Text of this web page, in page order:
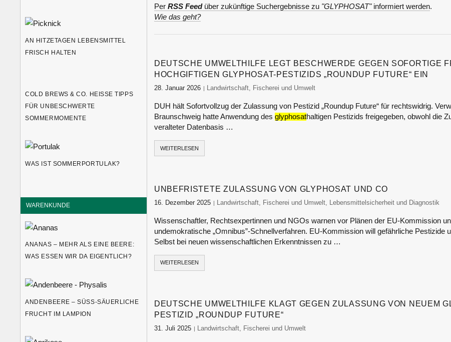
Per RSS Feedüber zukünftige Suchergebnisse zu "GLYPHOSAT"informiert werden.
Wie das geht?
DEUTSCHE UMWELTHILFE LEGT BESCHWERDE GEGEN SOFORTIGE
HOCHGIFTIGEN GLYPHOSAT-PESTIZIDS „ROUNDUP FUTURE“ EIN
28. Januar 2026 food-monitor
Landwirtschaft, Fischerei und Umwelt
DUH hält Sofortvollzug der Zulassung von Pestizid „Roundup Future“ für rechtswidrig.
Braunschweig hatte Anwendung des glyphosathaltigen Pestizids freigegeben, obwohl die
veralteter Datenbasis …
WEITERLESEN
UNBEFRISTETE ZULASSUNG VON GLYPHOSAT UND CO
16. Dezember 2025 food-monitor
Landwirtschaft, Fischerei und Umwelt, Lebensmittelsicherheit und Diagnostik
Wissenschaftler, Rechtsexpertinnen und NGOs warnen vor Plänen der EU-Kommission
undemokratische „Omnibus”-Schnellverfahren. EU-Kommission will gefährliche Pestizide
Selbst bei neuen wissenschaftlichen Erkenntnissen zu …
WEITERLESEN
DEUTSCHE UMWELTHILFE KLAGT GEGEN ZULASSUNG VON NEUEM
PESTIZID „ROUNDUP FUTURE“
31. Juli 2025 food-monitor
Landwirtschaft, Fischerei und Umwelt
AN HITZETAGEN LEBENSMITTEL
FRISCH HALTEN
COLD BREWS & CO. HEISSE TIPPS F
ÜR UNBESCHWERTE S
OMMERMOMENTE
WAS IST SOMMERPORTULAK?
WARENKUNDE
ANANAS – MEHR ALS EINE BEERE:
WAS ESSEN WIR DA EIGENTLICH?
ANDENBEERE – SÜSS-SÄUERLICHE F
RUCHT IM LAMPION